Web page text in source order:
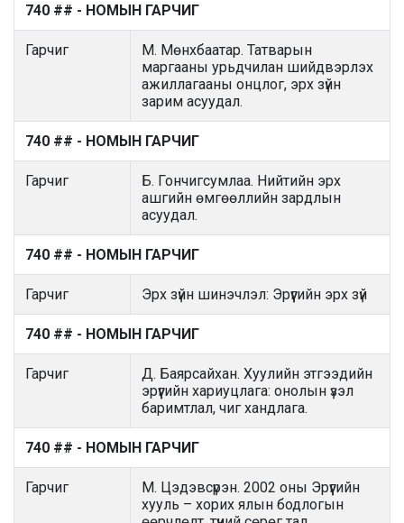
740 ## - НОМЫН ГАРЧИГ
Гарчиг
М. Мөнхбаатар. Татварын
маргааны урьдчилан шийдвэрлэх
ажиллагааны онцлог, эрх зүйн
зарим асуудал.
740 ## - НОМЫН ГАРЧИГ
Гарчиг
Б. Гончигсумлаа. Нийтийн эрх
ашгийн өмгөөллийн зардлын
асуудал.
740 ## - НОМЫН ГАРЧИГ
Гарчиг Эрх зүйн шинэчлэл: Эрүүгийн эрх зүй
740 ## - НОМЫН ГАРЧИГ
Гарчиг
Д. Баярсайхан. Хуулийн этгээдийн
эрүүгийн хариуцлага: онолын үзэл
баримтлал, чиг хандлага.
740 ## - НОМЫН ГАРЧИГ
Гарчиг
М. Цэдэвсүрэн. 2002 оны Эрүүгийн
хууль – хорих ялын бодлогын